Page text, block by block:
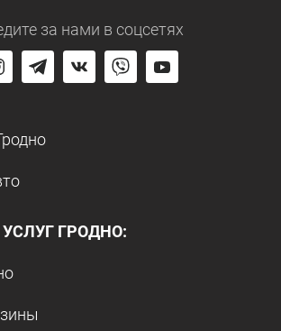
за нами в соцсетях
ГРОДНО: